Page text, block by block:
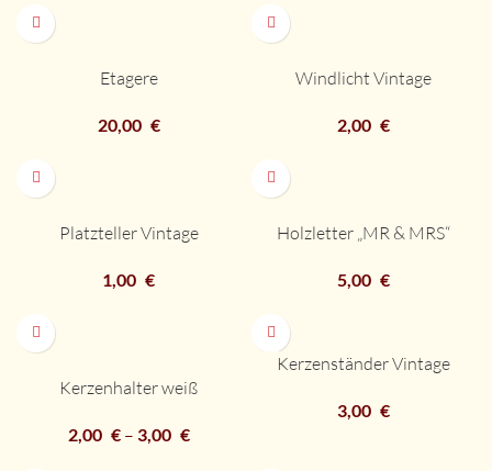
Etagere
20,00 €
Windlicht Vintage
2,00 €
Platzteller Vintage
1,00 €
Holzletter „MR & MRS“
5,00 €
Kerzenhalter weiß
2,00 €– 3,00 €
Kerzenständer Vintage
3,00 €